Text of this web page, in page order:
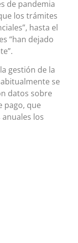
de pandemia
los trámites
hasta el
“han dejado
gestión de la
se
datos sobre
pago, que
los